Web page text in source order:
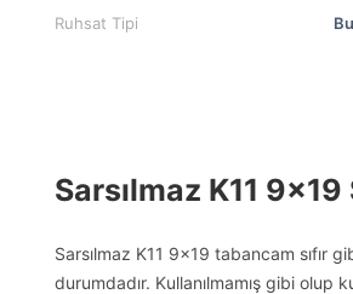
Ruhsat Tipi
Sarsılmaz K11 9×19
Sarsılmaz K11 9×19 tabancam sıfır
durumdadır. Kullanılmamış gibi olup